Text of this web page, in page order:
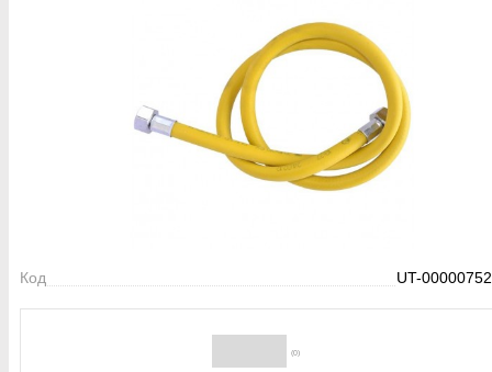
Код UT-00000752
(0)